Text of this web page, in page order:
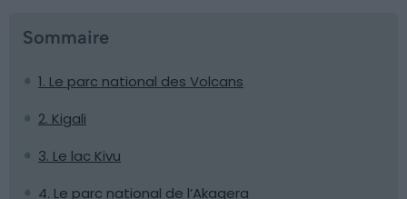
Sommaire
1. Le parc national des Volcans
2. Kigali
3. Le lac Kivu
4. Le parc national de l’Akagera